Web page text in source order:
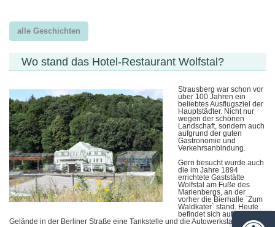
alle Geschichten
Wo stand das Hotel-Restaurant Wolfstal?
Strausberg war schon vor
über 100 Jahren ein
beliebtes Ausflugsziel der
Hauptstädter. Nicht nur
wegen der schönen
Landschaft, sondern auch
aufgrund der guten
Gastronomie und
Verkehrsanbindung.
Gern besucht wurde auch
die im Jahre 1894
errichtete Gaststätte
Wolfstal am Fuße des
Marienbergs, an der
vorher die Bierhalle `Zum
Waldkater` stand. Heute
befindet sich auf dem
Gelände in der Berliner Straße eine Tankstelle und die Autowerkstatt Pitstop.